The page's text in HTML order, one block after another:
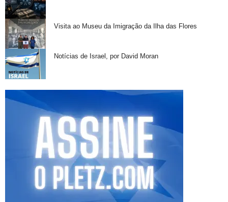
Visita ao Museu da Imigração da Ilha das Flores
Notícias de Israel, por David Moran